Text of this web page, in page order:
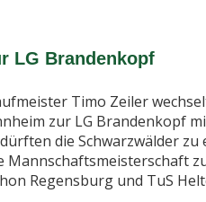
LG Brandenkopf
Timo Zeiler
zur LG Brandenkopf
die Schwarzwälder zu
Regensburg und TuS